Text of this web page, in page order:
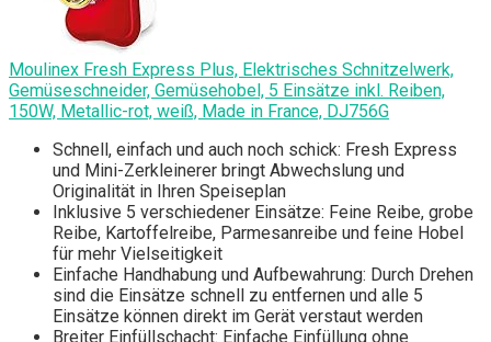
Moulinex Fresh Express Plus, Elektrisches Schnitzelwerk,
Gemüseschneider, Gemüsehobel, 5 Einsätze inkl. Reiben,
150W, Metallic-rot, weiß, Made in France, DJ756G
Schnell, einfach und auch noch schick: Fresh Express
und Mini-Zerkleinerer bringt Abwechslung und
Originalität in Ihren Speiseplan
Inklusive 5 verschiedener Einsätze: Feine Reibe, grobe
Reibe, Kartoffelreibe, Parmesanreibe und feine Hobel
für mehr Vielseitigkeit
Einfache Handhabung und Aufbewahrung: Durch Drehen
sind die Einsätze schnell zu entfernen und alle 5
Einsätze können direkt im Gerät verstaut werden
Breiter Einfüllschacht: Einfache Einfüllung ohne